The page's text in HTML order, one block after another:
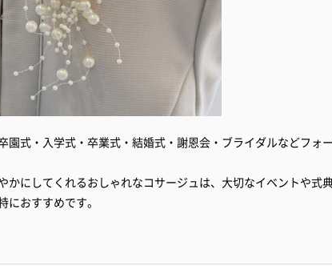
園式・入学式・卒業式・結婚式・謝恩会・ブライダルなどフォ
かにしてくれるおしゃれなコサージュは、大切なイベントや式
におすすめです。